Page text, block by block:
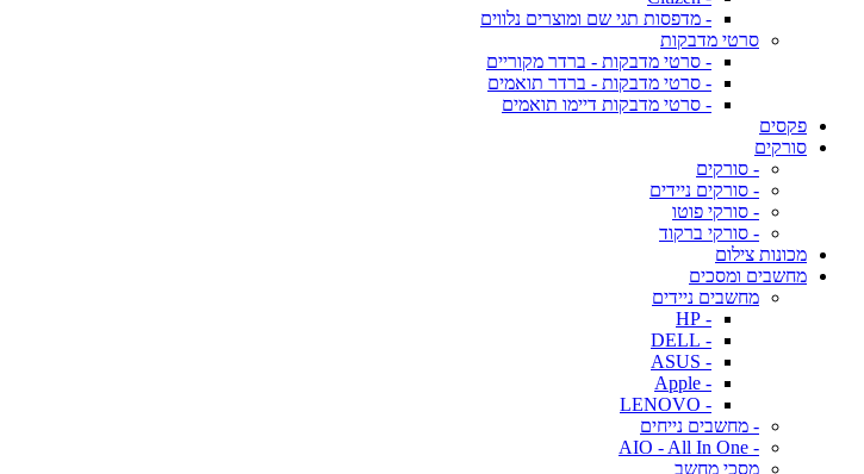
- מדפסות תגי שם ומוצרים נלווים
סרטי מדבקות
- סרטי מדבקות - ברדר מקוריים
- סרטי מדבקות - ברדר תואמים
- סרטי מדבקות דיימו תואמים
פקסים
סורקים
- סורקים
- סורקים ניידים
- סורקי פוטו
- סורקי ברקוד
מכונות צילום
מחשבים ומסכים
מחשבים ניידים
- HP
- DELL
- ASUS
- Apple
- LENOVO
- מחשבים נייחים
- AIO - All In One
מסכי מחשב